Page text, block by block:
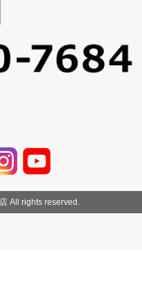
All rights reserved.